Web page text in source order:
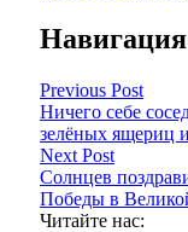
Previous Post
Ничего себе
зелёных ящериц
Next Post
Солнцев
Победы в
Читайте нас: